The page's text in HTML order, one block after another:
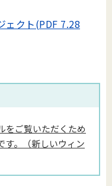
ェクト(PDF 7.28
をご覧いただくため
す。（新しいウィン